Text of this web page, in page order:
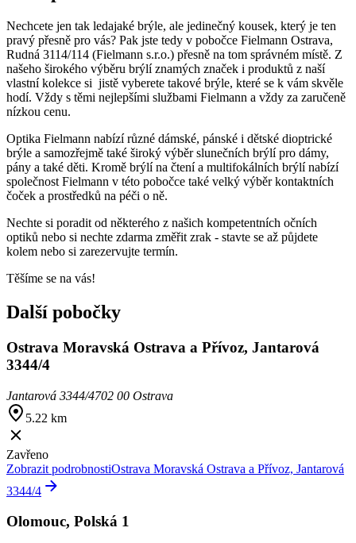
Nechcete jen tak ledajaké brýle, ale jedinečný kousek, který je ten
pravý přesně pro vás? Pak jste tedy v pobočce Fielmann Ostrava,
Rudná 3114/114 (Fielmann s.r.o.) přesně na tom správném místě. Z
našeho širokého výběru brýlí znamých značek i produktů z naší
vlastní kolekce si jistě vyberete takové brýle, které se k vám skvěle
hodí. Vždy s těmi nejlepšími službami Fielmann a vždy za zaručeně
nízkou cenu.
Optika Fielmann nabízí různé dámské, pánské i dětské dioptrické
brýle a samozřejmě také široký výběr slunečních brýlí pro dámy,
pány a také děti. Kromě brýlí na čtení a multifokálních brýlí nabízí
společnost Fielmann v této pobočce také velký výběr kontaktních
čoček a prostředků na péči o ně.
Nechte si poradit od některého z našich kompetentních očních
optiků nebo si nechte zdarma změřit zrak - stavte se až půjdete
kolem nebo si zarezervujte termín.
Těšíme se na vás!
Další pobočky
Ostrava Moravská Ostrava a Přívoz, Jantarová
3344/4
Jantarová 3344/4702 00 Ostrava
5.22 km
Zavřeno
Zobrazit podrobnostiOstrava Moravská Ostrava a Přívoz, Jantarová
3344/4
Olomouc, Polská 1